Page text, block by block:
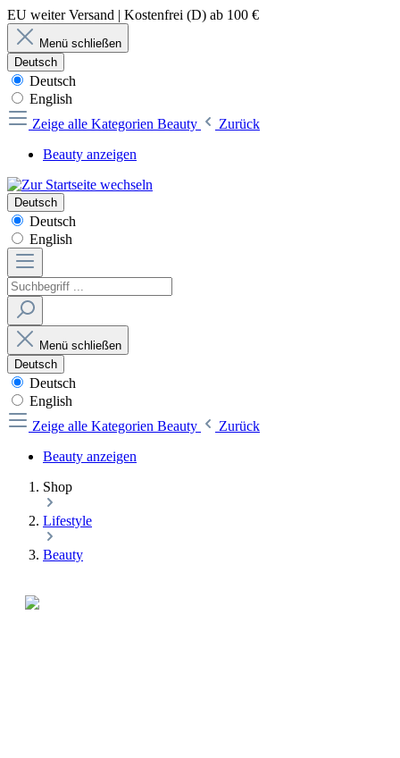
EU weiter Versand | Kostenfrei (D) ab 100 €
Menü schließen
Deutsch
Deutsch
English
Zeige alle Kategorien Beauty
Zurück
Beauty anzeigen
Deutsch
Deutsch
English
Menü schließen
Deutsch
Deutsch
English
Zeige alle Kategorien Beauty
Zurück
Beauty anzeigen
Shop
Lifestyle
Beauty